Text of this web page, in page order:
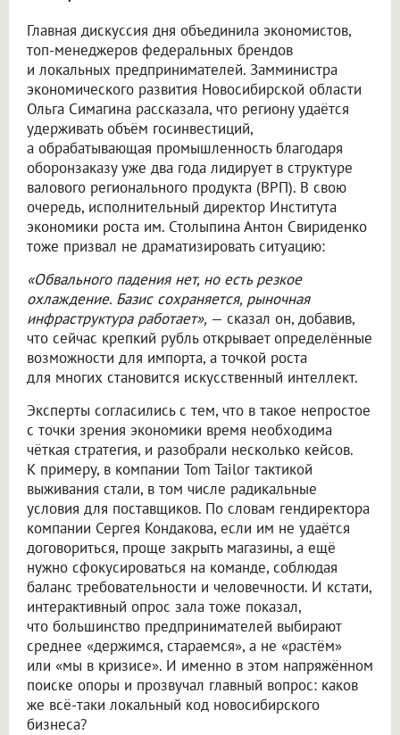
Главная дискуссия дня объединила экономистов,
топ-менеджеров федеральных брендов
и локальных предпринимателей. Замминистра
экономического развития Новосибирской области
Ольга Симагина рассказала, что региону удаётся
удерживать объём госинвестиций,
а обрабатывающая промышленность благодаря
оборонзаказу уже два года лидирует в структуре
валового регионального продукта (ВРП). В свою
очередь, исполнительный директор Института
экономики роста им. Столыпина Антон Свириденко
тоже призвал не драматизировать ситуацию:
«Обвального падения нет, но есть резкое
охлаждение. Базис сохраняется, рыночная
инфраструктура работает», — сказал он, добавив,
что сейчас крепкий рубль открывает определённые
возможности для импорта, а точкой роста
для многих становится искусственный интеллект.
Эксперты согласились с тем, что в такое непростое
с точки зрения экономики время необходима
чёткая стратегия, и разобрали несколько кейсов.
К примеру, в компании Tom Tailor тактикой
выживания стали, в том числе радикальные
условия для поставщиков. По словам гендиректора
компании Сергея Кондакова, если им не удаётся
договориться, проще закрыть магазины, а ещё
нужно сфокусироваться на команде, соблюдая
баланс требовательности и человечности. И кстати,
интерактивный опрос зала тоже показал,
что большинство предпринимателей выбирают
среднее «держимся, стараемся», а не «растём»
или «мы в кризисе». И именно в этом напряжённом
поиске опоры и прозвучал главный вопрос: каков
же всё-таки локальный код новосибирского
бизнеса?